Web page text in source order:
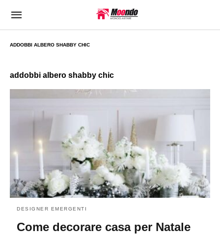
ADDOBBI ALBERO SHABBY CHIC
addobbi albero shabby chic
DESIGNER EMERGENTI
Come decorare casa per Natale